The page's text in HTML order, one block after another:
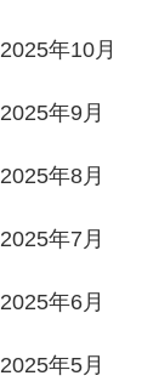
2025年10月
2025年9月
2025年8月
2025年7月
2025年6月
2025年5月